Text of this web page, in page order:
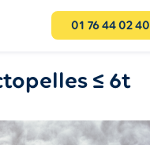
01 76 44 02 40
≤ 6t